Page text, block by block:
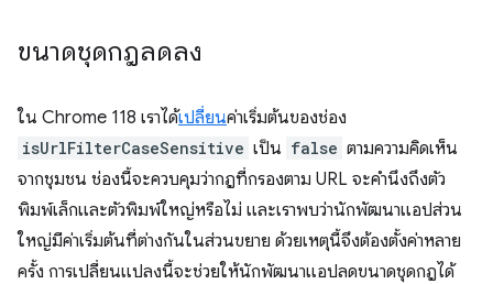
ขนาดชุดกฎลดลง
ใน Chrome 118 เราได้เปลี่ยนค่าเริ่มต้นของช่อง
isUrlFilterCaseSensitive เป็น false ตามความคิดเห็น
จากชุมชน ช่องนี้จะควบคุมว่ากฎที่กรองตาม URL จะคำนึงถึงตัว
พิมพ์เล็กและตัวพิมพ์ใหญ่หรือไม่ และเราพบว่านักพัฒนาแอปส่วน
ใหญ่มีค่าเริ่มต้นที่ต่างกันในส่วนขยาย ด้วยเหตุนี้จึงต้องตั้งค่าหลาย
ครั้ง การเปลี่ยนแปลงนี้จะช่วยให้นักพัฒนาแอปลดขนาดชุดกฎได้